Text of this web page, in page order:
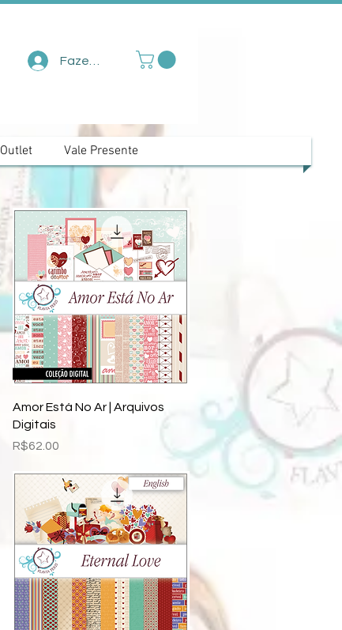
Fazer login
Outlet Vale Presente
Quick View
Amor Está No Ar | Arquivos
Digitais
Price
R$62.00